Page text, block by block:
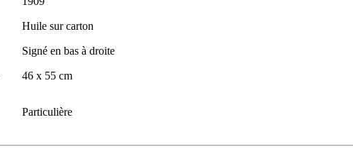
Huile sur carton
Signé en bas à droite
46 x 55 cm
Particulière